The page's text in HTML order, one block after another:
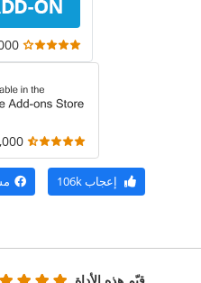
30,000+
إعجاب106k